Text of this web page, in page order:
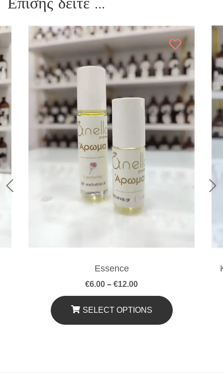
Essence
€6.00 – €12.00Price
through
€12.00
SELECT OPTIONS